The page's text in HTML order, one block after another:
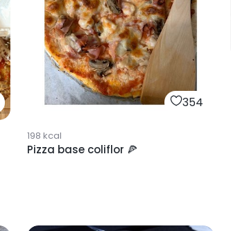
354
198 kcal
Pizza base coliflor 🍕